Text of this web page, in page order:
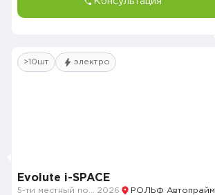
>10шт электро
Evolute i-SPACE
2026 РОЛЬФ Автопрайм